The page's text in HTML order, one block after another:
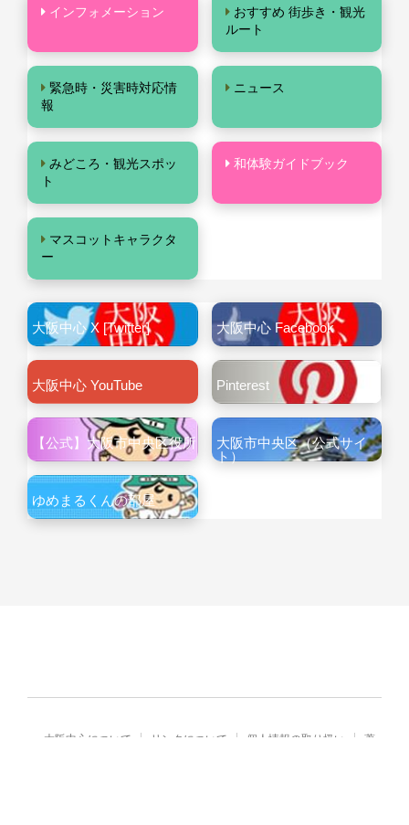
インフォメーション
おすすめ 街歩き・観光
ルート
緊急時・災害時対応情
報
ニュース
みどころ・観光スポッ
ト
和体験ガイドブック
マスコットキャラクタ
ー
大阪中心 X [Twitter] 大阪中心 Facebook
大阪中心 YouTube Pinterest
【公式】大阪市中央区役所
大阪市中央区（公式サイ
ト）
ゆめまるくんの部屋
大阪中心について リンクについて 個人情報の取り扱い
著